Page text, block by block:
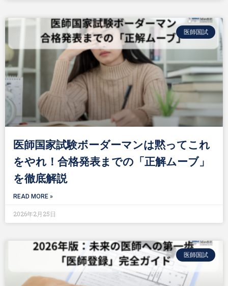
医師国試
医師国家試験ボーダーマンは黙ってこれ
をやれ！合格発表までの「正解ムーブ」
を徹底解説
READ MORE »
2026年2月25日
医師国試